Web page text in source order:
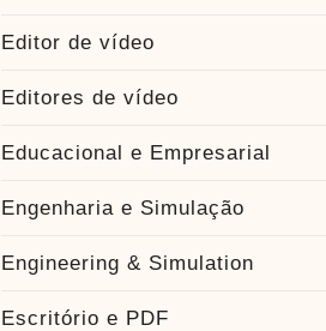
Editor de vídeo
Editores de vídeo
Educacional e Empresarial
Engenharia e Simulação
Engineering & Simulation
Escritório e PDF